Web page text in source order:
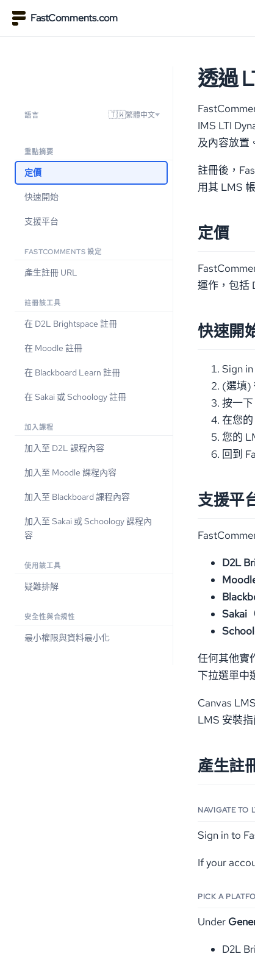
FastComments.com
語言 🇹🇼繁體中文
重點摘要
定價
快速開始
支援平台
FASTCOMMENTS 設定
產生註冊 URL
註冊該工具
在 D2L Brightspace 註冊
在 Moodle 註冊
在 Blackboard Learn 註冊
在 Sakai 或 Schoology 註冊
加入課程
加入至 D2L 課程內容
加入至 Moodle 課程內容
加入至 Blackboard 課程內容
加入至 Sakai 或 Schoology 課程內
容
使用該工具
疑難排解
安全性與合規性
最小權限與資料最小化
透過
IMS LTI
及內容放置
註冊後，
用其 LMS
定價
運作，包括
快速開
Sign
(選填)
按一下
在您的
您的
回到
支援平
D2L
Sakai
任何其他實
下拉選單中
Canvas
LMS 安裝指
產生註
NAVIGATE TO
Sign in to
If your
PICK A
Under
D2L